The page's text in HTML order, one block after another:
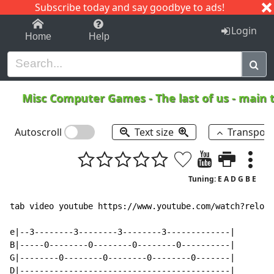
Subscribe today and say goodbye to ads!
1-9 C I J
Home Help Login
Misc Computer Games-The last of us - main
Autoscroll Text size
Tuning: E A D G B E
tab video youtube https://www.youtube.com/
e|--3--------3--------3--------3-------------|
B|-----0--------0--------0--------0----------|
G|--------0--------0--------0--------0-------|
D|-------------------------------------------|